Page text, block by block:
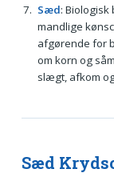
Sæd:
mandlige
afgørende for
om korn og
slægt, afkom
Sæd